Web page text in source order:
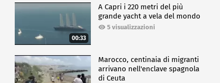
00:33
A Capri i 220 metri del più
grande yacht a vela del mondo
5 visualizzazioni
Marocco, centinaia di migranti
arrivano nell'enclave spagnola
di Ceuta